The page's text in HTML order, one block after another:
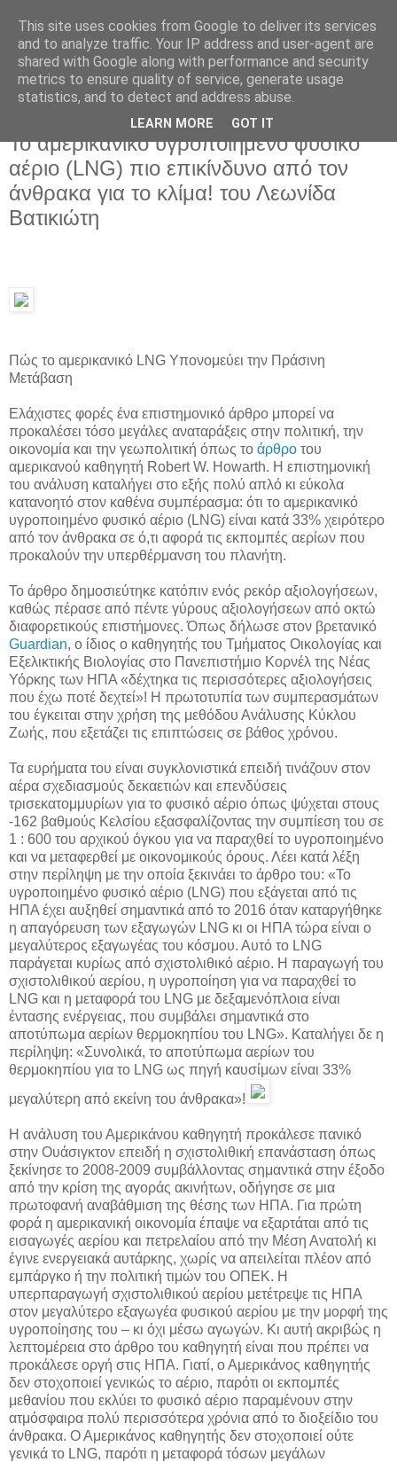
Τετάρτη 23 Οκτωβρίου 2024
Το αμερικανικό υγροποιημένο φυσικό
αέριο (LNG) πιο επικίνδυνο από τον
άνθρακα για το κλίμα! του Λεωνίδα
Βατικιώτη
Πώς το αμερικανικό LNG Υπονομεύει την Πράσινη
Μετάβαση
Ελάχιστες φορές ένα επιστημονικό άρθρο μπορεί να
προκαλέσει τόσο μεγάλες αναταράξεις στην πολιτική, την
οικονομία και την γεωπολιτική όπως το άρθρο του
αμερικανού καθηγητή Robert W. Howarth. Η επιστημονική
του ανάλυση καταλήγει στο εξής πολύ απλό κι εύκολα
κατανοητό στον καθένα συμπέρασμα: ότι το αμερικανικό
υγροποιημένο φυσικό αέριο (LNG) είναι κατά 33% χειρότερο
από τον άνθρακα σε ό,τι αφορά τις εκπομπές αερίων που
προκαλούν την υπερθέρμανση του πλανήτη.
Το άρθρο δημοσιεύτηκε κατόπιν ενός ρεκόρ αξιολογήσεων,
καθώς πέρασε από πέντε γύρους αξιολογήσεων από οκτώ
διαφορετικούς επιστήμονες. Όπως δήλωσε στον βρετανικό
Guardian, ο ίδιος ο καθηγητής του Τμήματος Οικολογίας και
Εξελικτικής Βιολογίας στο Πανεπιστήμιο Κορνέλ της Νέας
Υόρκης των ΗΠΑ «δέχτηκα τις περισσότερες αξιολογήσεις
που έχω ποτέ δεχτεί»! Η πρωτοτυπία των συμπερασμάτων
του έγκειται στην χρήση της μεθόδου Ανάλυσης Κύκλου
Ζωής, που εξετάζει τις επιπτώσεις σε βάθος χρόνου.
Τα ευρήματα του είναι συγκλονιστικά επειδή τινάζουν στον
αέρα σχεδιασμούς δεκαετιών και επενδύσεις
τρισεκατομμυρίων για το φυσικό αέριο όπως ψύχεται στους
-162 βαθμούς Κελσίου εξασφαλίζοντας την συμπίεση του σε
1 : 600 του αρχικού όγκου για να παραχθεί το υγροποιημένο
και να μεταφερθεί με οικονομικούς όρους. Λέει κατά λέξη
στην περίληψη με την οποία ξεκινάει το άρθρο του: «Το
υγροποιημένο φυσικό αέριο (LNG) που εξάγεται από τις
ΗΠΑ έχει αυξηθεί σημαντικά από το 2016 όταν καταργήθηκε
η απαγόρευση των εξαγωγών LNG κι οι ΗΠΑ τώρα είναι ο
μεγαλύτερος εξαγωγέας του κόσμου. Αυτό το LNG
παράγεται κυρίως από σχιστολιθικό αέριο. Η παραγωγή του
σχιστολιθικού αερίου, η υγροποίηση για να παραχθεί το
LNG και η μεταφορά του LNG με δεξαμενόπλοια είναι
έντασης ενέργειας, που συμβάλει σημαντικά στο
αποτύπωμα αερίων θερμοκηπίου του LNG». Καταλήγει δε η
περίληψη: «Συνολικά, το αποτύπωμα αερίων του
θερμοκηπίου για το LNG ως πηγή καυσίμων είναι 33%
μεγαλύτερη από εκείνη του άνθρακα»!
Η ανάλυση του Αμερικάνου καθηγητή προκάλεσε πανικό
στην Ουάσιγκτον επειδή η σχιστολιθική επανάσταση όπως
ξεκίνησε το 2008-2009 συμβάλλοντας σημαντικά στην έξοδο
από την κρίση της αγοράς ακινήτων, οδήγησε σε μια
πρωτοφανή αναβάθμιση της θέσης των ΗΠΑ. Για πρώτη
φορά η αμερικανική οικονομία έπαψε να εξαρτάται από τις
εισαγωγές αερίου και πετρελαίου από την Μέση Ανατολή κι
έγινε ενεργειακά αυτάρκης, χωρίς να απειλείται πλέον από
εμπάργκο ή την πολιτική τιμών του ΟΠΕΚ. Η
υπερπαραγωγή σχιστολιθικού αερίου μετέτρεψε τις ΗΠΑ
στον μεγαλύτερο εξαγωγέα φυσικού αερίου με την μορφή της
υγροποίησης του – κι όχι μέσω αγωγών. Κι αυτή ακριβώς η
λεπτομέρεια στο άρθρο του καθηγητή είναι που πρέπει να
προκάλεσε οργή στις ΗΠΑ. Γιατί, ο Αμερικάνος καθηγητής
δεν στοχοποιεί γενικώς το αέριο, παρότι οι εκπομπές
μεθανίου που εκλύει το φυσικό αέριο παραμένουν στην
ατμόσφαιρα πολύ περισσότερα χρόνια από το διοξείδιο του
άνθρακα. Ο Αμερικάνος καθηγητής δεν στοχοποιεί ούτε
γενικά το LNG, παρότι η μεταφορά τόσων μεγάλων
This site uses cookies from Google to deliver its services
and to analyze traffic. Your IP address and user-agent are
shared with Google along with performance and security
metrics to ensure quality of service, generate usage
statistics, and to detect and address abuse.
LEARN MORE GOT IT